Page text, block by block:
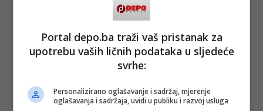
nije mijenjao te se ušlo u produžetke.
Veliku priliku u produćžetku imao je Demirović u 98. minuti
kada je nakon dodavanja Tabakovića pogodio vanjski dio
U nastavku su domaći ponovo preuzeli inicijativu i
Portal depo.ba traži vaš pristanak za
upotrebu vaših ličnih podataka u sljedeće
svrhe:
Personalizirano oglašavanje i sadržaj, mjerenje
oglašavanja i sadržaja, uvidi u publiku i razvoj usluga